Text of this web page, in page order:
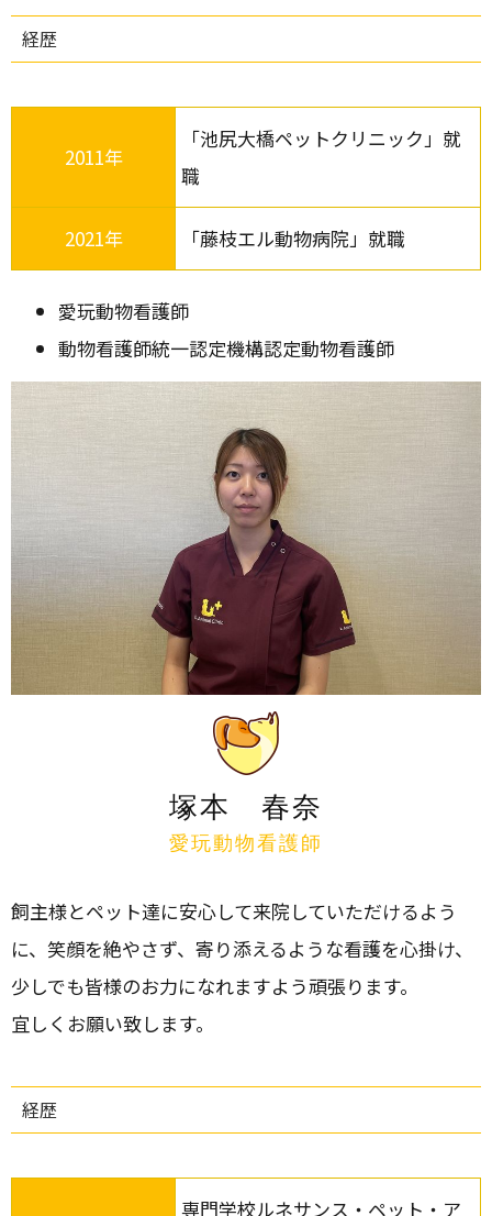
経歴
2011年
「池尻大橋ペットクリニック」就
職
2021年 「藤枝エル動物病院」就職
愛玩動物看護師
動物看護師統一認定機構認定動物看護師
塚本 春奈
愛玩動物看護師
飼主様とペット達に安心して来院していただけるよう
に、笑顔を絶やさず、寄り添えるような看護を心掛け、
少しでも皆様のお力になれますよう頑張ります。
宜しくお願い致します。
経歴
専門学校ルネサンス・ペット・ア